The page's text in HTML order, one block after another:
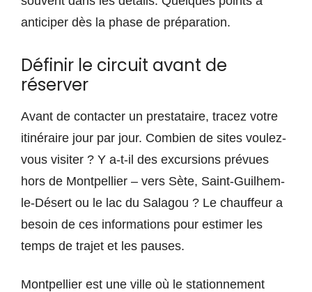
anticiper dès la phase de préparation.
Définir le circuit avant de
réserver
Avant de contacter un prestataire, tracez votre
itinéraire jour par jour. Combien de sites voulez-
vous visiter ? Y a-t-il des excursions prévues
hors de Montpellier – vers Sète, Saint-Guilhem-
le-Désert ou le lac du Salagou ? Le chauffeur a
besoin de ces informations pour estimer les
temps de trajet et les pauses.
Montpellier est une ville où le stationnement